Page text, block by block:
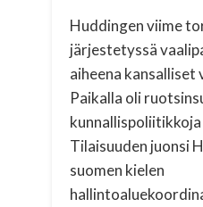
Huddingen viime
järjestetyssä
aiheena kansalliset
Paikalla oli
Tilaisuuden juonsi
suomen kielen